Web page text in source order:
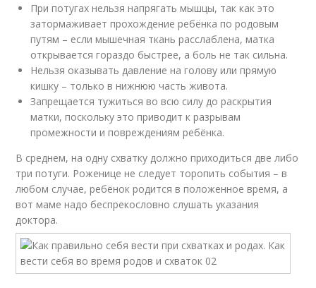
При потугах нельзя напрягать мышцы, так как это
затормаживает прохождение ребёнка по родовым
путям – если мышечная ткань расслаблена, матка
открывается гораздо быстрее, а боль не так сильна.
Нельзя оказывать давление на голову или прямую
кишку – только в нижнюю часть живота.
Запрещается тужиться во всю силу до раскрытия
матки, поскольку это приводит к разрывам
промежности и повреждениям ребёнка.
В среднем, на одну схватку должно приходиться две либо
три потуги. Роженице не следует торопить события – в
любом случае, ребёнок родится в положенное время, а
вот маме надо беспрекословно слушать указания
доктора.